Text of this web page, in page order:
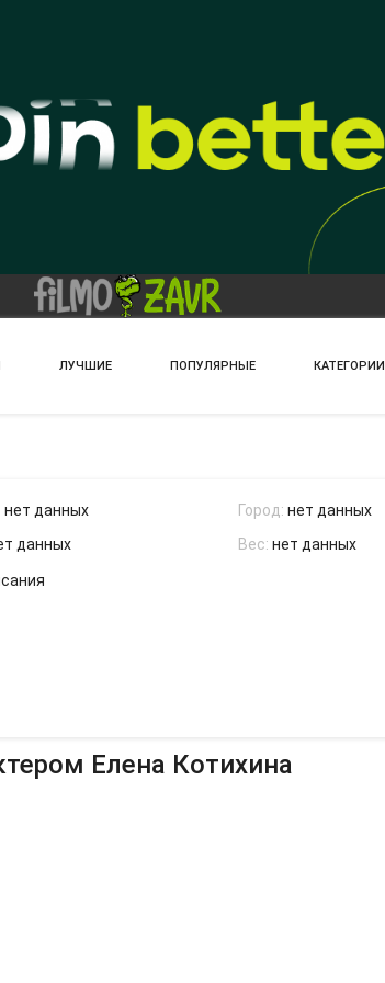
ЛУЧШИЕ ПОПУЛЯРНЫЕ КАТЕГОРИИ
нет данных Город:нет данных
данных Вес:нет данных
Елена Котихина